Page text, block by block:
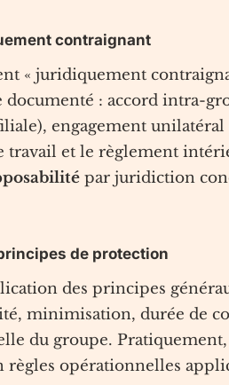
contraignant
« juridiquement
documenté : accord intra-
engagement
travail et le règlement
par juridiction
de protection
des principes
minimisation, durée de
du groupe.
opérationnelles